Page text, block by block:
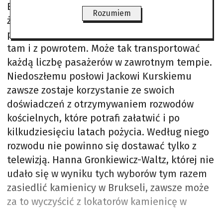
Brukseli, choćby i kabrioletem, nie będzie
żadnym problemem – ma wprawę w
pokonywaniu tej trasy i kilka razy dziennie,
tam i z powrotem. Może tak transportować
każdą liczbę pasażerów w zawrotnym tempie.
Niedoszłemu posłowi Jackowi Kurskiemu
zawsze zostaje korzystanie ze swoich
doświadczeń z otrzymywaniem rozwodów
kościelnych, które potrafi załatwić i po
kilkudziesięciu latach pożycia. Według niego
rozwodu nie powinno się dostawać tylko z
telewizją. Hanna Gronkiewicz-Waltz, której nie
udało się w wyniku tych wyborów tym razem
zasiedlić kamienicy w Brukseli, zawsze może
za to wyczyścić z lokatorów kamienicę w
Rozumiem